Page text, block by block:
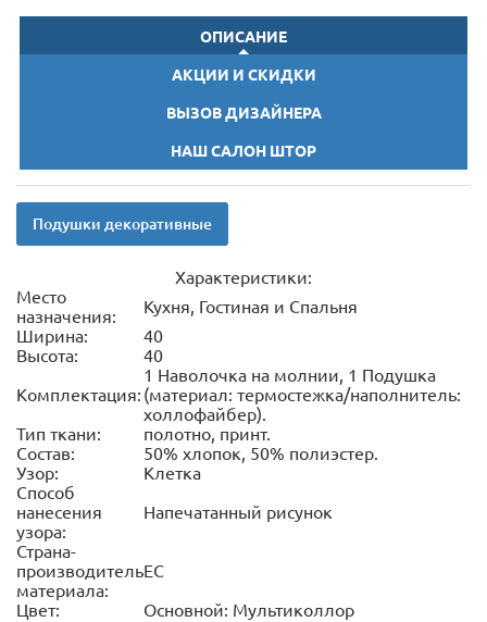
ОПИСАНИЕ
АКЦИИ И СКИДКИ
ВЫЗОВ ДИЗАЙНЕРА
НАШ САЛОН ШТОР
Подушки декоративные
Характеристики:
Место
назначения:
Кухня, Гостиная и Спальня
Ширина:
40
Высота:
40
Комплектация:
1 Наволочка на молнии, 1 Подушка
(материал: термостежка/наполнитель:
холлофайбер).
Тип ткани:
полотно, принт.
Состав:
50% хлопок, 50% полиэстер.
Узор:
Клетка
Способ
нанесения
узора:
Напечатанный рисунок
Страна-
производитель
материала:
ЕС
Цвет:
Основной: Мультиколлор